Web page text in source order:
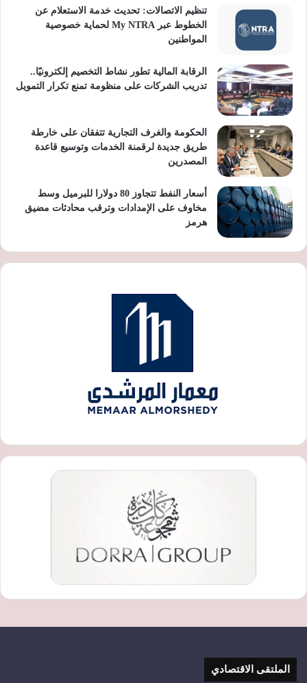
تنظيم الاتصالات: تحديث خدمة الاستعلام عن
الخطوط عبر My NTRA لحماية خصوصية
المواطنين
الرقابة المالية تطور نشاط التخصيم إلكترونيًا..
تدريب الشركات على منظومة تمنع تكرار التمويل
الحكومة والغرف التجارية تتفقان على خارطة
طريق جديدة لرقمنة الخدمات وتوسيع قاعدة
المصدرين
أسعار النفط تتجاوز 80 دولارا للبرميل وسط
مخاوف على الإمدادات وترقب محادثات مضيق
هرمز
الملتقى الاقتصادي